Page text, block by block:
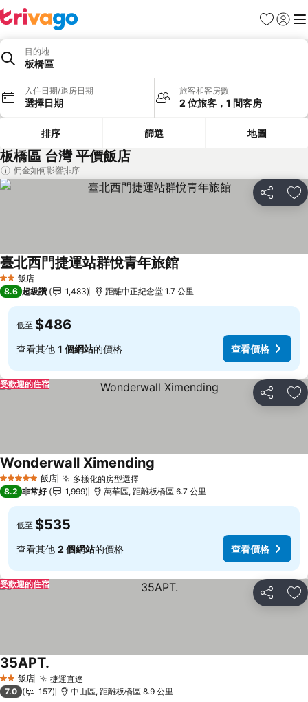
我的最愛
登入 選
目的地
板橋區
入住日期/退房日期
選擇日期
旅客和客房數
2 位旅客，1 間客房
排序 篩選 地圖
板橋區 台灣 平價飯店
佣金如何影響排序
分享 加
2 星級飯店
臺北西門捷運站群悅青年旅館
8.6 超級讚 1,483 距離中正紀念堂 1.7 公里
低至 $486
查看其他 1 個網站的價格 查看價格
分享 加
受歡迎的住宿
5 星級 飯店 多樣化的房型選擇
Wonderwall Ximending
8.2 非常好 1,999 萬華區, 距離板橋區 6.7 公里
低至 $535
查看其他 2 個網站的價格 查看價格
分享 加
受歡迎的住宿
2 星級飯店 捷運直達
35APT.
7.0 157 中山區, 距離板橋區 8.9 公里